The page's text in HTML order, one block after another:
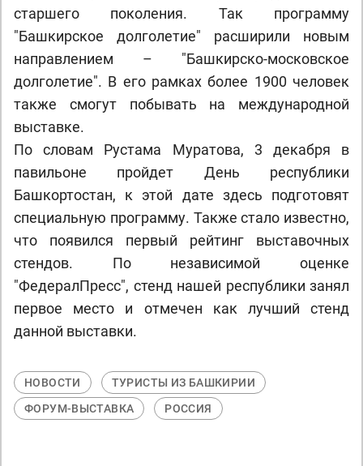
старшего поколения. Так программу
"Башкирское долголетие" расширили новым
направлением – "Башкирско-московское
долголетие". В его рамках более 1900 человек
также смогут побывать на международной
выставке.
По словам Рустама Муратова, 3 декабря в
павильоне пройдет День республики
Башкортостан, к этой дате здесь подготовят
специальную программу. Также стало известно,
что появился первый рейтинг выставочных
стендов. По независимой оценке
"ФедералПресс", стенд нашей республики занял
первое место и отмечен как лучший стенд
данной выставки.
НОВОСТИ
ТУРИСТЫ ИЗ БАШКИРИИ
ФОРУМ-ВЫСТАВКА
РОССИЯ